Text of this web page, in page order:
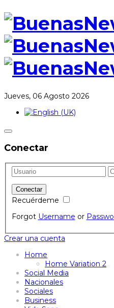
Jueves, 06 Agosto 2026
Conectar
Recuérdeme
Forgot Username or
Crear una cuenta
Home
Home Variation 2
Social Media
Nacionales
Sociales
Business